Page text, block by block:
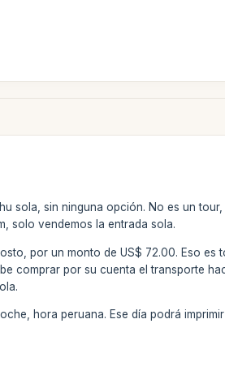
sola, sin ninguna opción. No es un
solo vendemos la entrada sola.
por un monto de US$ 72.00. Eso es
comprar por su cuenta el transporte
hora peruana. Ese día podrá